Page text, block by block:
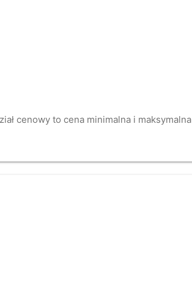
cenowy to cena minimalna i maksymalna